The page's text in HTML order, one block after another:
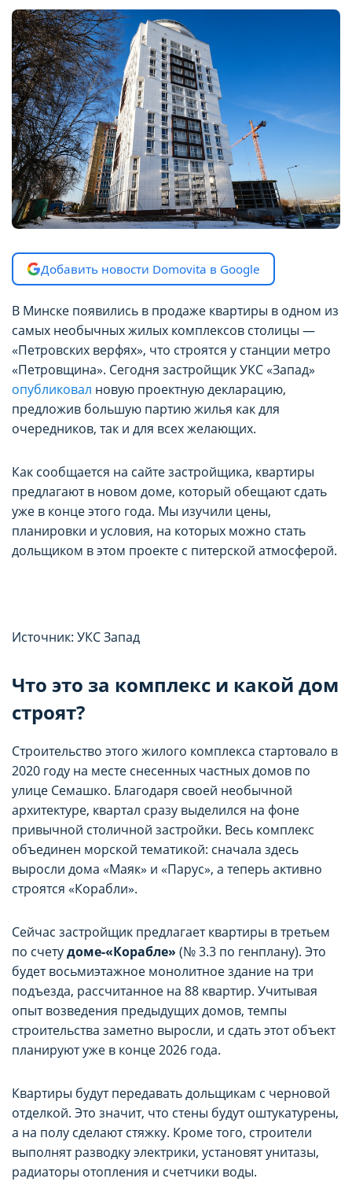
Добавить новости Domovita в Google
В Минске появились в продаже квартиры в одном из
самых необычных жилых комплексов столицы —
«Петровских верфях», что строятся у станции метро
«Петровщина». Сегодня застройщик УКС «Запад»
опубликовал новую проектную декларацию,
предложив большую партию жилья как для
очередников, так и для всех желающих.
Как сообщается на сайте застройщика, квартиры
предлагают в новом доме, который обещают сдать
уже в конце этого года. Мы изучили цены,
планировки и условия, на которых можно стать
дольщиком в этом проекте с питерской атмосферой.
Источник: УКС Запад
Что это за комплекс и какой дом
строят?
Строительство этого жилого комплекса стартовало в
2020 году на месте снесенных частных домов по
улице Семашко. Благодаря своей необычной
архитектуре, квартал сразу выделился на фоне
привычной столичной застройки. Весь комплекс
объединен морской тематикой: сначала здесь
выросли дома «Маяк» и «Парус», а теперь активно
строятся «Корабли».
Сейчас застройщик предлагает квартиры в третьем
по счетудоме-«Корабле» (№ 3.3 по генплану). Это
будет восьмиэтажное монолитное здание на три
подъезда, рассчитанное на 88 квартир. Учитывая
опыт возведения предыдущих домов, темпы
строительства заметно выросли, и сдать этот объект
планируют уже в конце 2026 года.
Квартиры будут передавать дольщикам с черновой
отделкой. Это значит, что стены будут оштукатурены,
а на полу сделают стяжку. Кроме того, строители
выполнят разводку электрики, установят унитазы,
радиаторы отопления и счетчики воды.
НАСТРОЙТЕ ПАРАМЕТРЫ
ИСПОЛЬЗОВАНИЯ ФАЙЛОВ
COOKIE
Вы можете настроить использование
каждого типа файлов cookie, за
исключением типа «технические/
НАСТРОЙТЕ ПАРАМЕТРЫ
ИСПОЛЬЗОВАНИЯ ФАЙЛОВ
COOKIE
Вы можете настроить использование
каждого типа файлов cookie, за
исключением типа «технические/